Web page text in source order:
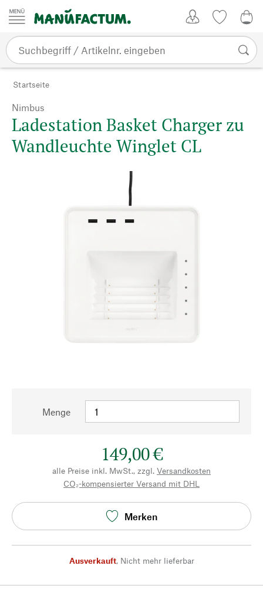
Zum Inhalt springen
Startseite
Nimbus
Ladestation Basket Charger zu
Wandleuchte Winglet CL
Menge
149,00 €
alle Preise inkl. MwSt., zzgl. Versandkosten
CO₂-kompensierter Versand mit DHL
Merken
Ausverkauft, Nicht mehr lieferbar